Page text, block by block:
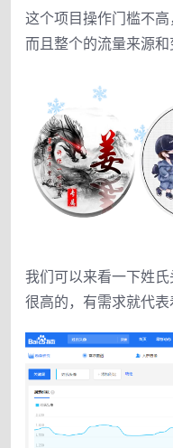
这个项目操作门槛不高
而且整个的流量来源和
我们可以来看一下姓
很高的，有需求就代表